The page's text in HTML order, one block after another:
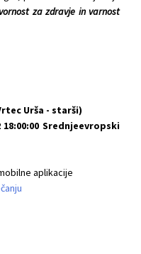
za zdravje in varnost
Urša - starši)
Srednjeevropski
aplikacije